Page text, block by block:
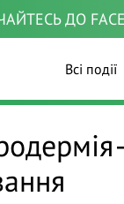
ДО
Всі події